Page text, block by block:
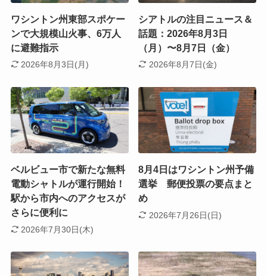
ワシントン州東部スポケー
ンで大規模山火事、6万人
に避難指示
2026年8月3日(月)
シアトルの注目ニュース＆
話題：2026年8月3日
（月）〜8月7日（金）
2026年8月7日(金)
ベルビュー市で新たな無料
電動シャトルが運行開始！
駅から市内へのアクセスが
さらに便利に
2026年7月30日(木)
8月4日はワシントン州予備
選挙 郵便投票の要点まと
め
2026年7月26日(日)